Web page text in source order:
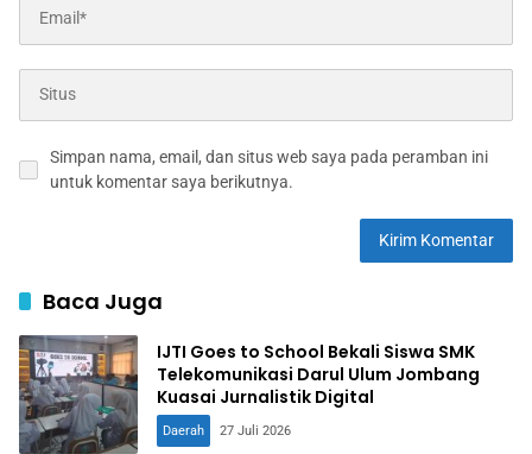
Simpan nama, email, dan situs web saya pada peramban ini
untuk komentar saya berikutnya.
Baca Juga
IJTI Goes to School Bekali Siswa SMK
Telekomunikasi Darul Ulum Jombang
Kuasai Jurnalistik Digital
Daerah 27 Juli 2026